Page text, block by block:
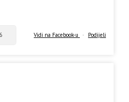
Vidi na Facebook-u · Podijeli